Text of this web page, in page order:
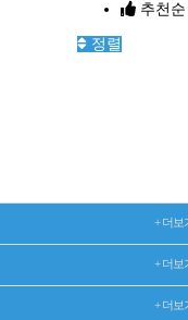
추천순
정렬
+ 더보
+ 더보
+ 더보